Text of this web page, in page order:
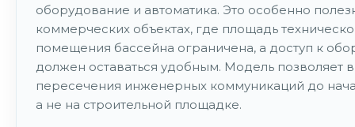
оборудование и автоматика. Это особенно
коммерческих объектах, где площадь
помещения бассейна ограничена, а доступ к
должен оставаться удобным. Модель позволяет
пересечения инженерных коммуникаций до
а не на строительной площадке.